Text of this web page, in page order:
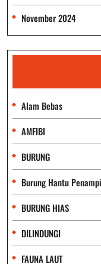
November 2024
Alam Bebas
AMFIBI
BURUNG
Burung Hantu
BURUNG HIAS
DILINDUNGI
FAUNA LAUT